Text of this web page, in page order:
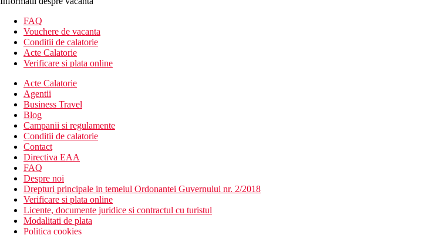
FAQ
Vouchere de vacanta
Conditii de calatorie
Acte Calatorie
Verificare si plata online
Acte Calatorie
Agentii
Business Travel
Blog
Campanii si regulamente
Conditii de calatorie
Contact
Directiva EAA
FAQ
Despre noi
Drepturi principale in temeiul Ordonantei Guvernului nr. 2/2018
Verificare si plata online
Licente, documente juridice si contractul cu turistul
Modalitati de plata
Politica cookies